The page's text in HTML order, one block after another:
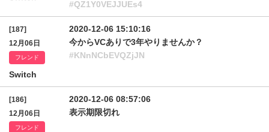
#QZ1Y0VEJJUEs4
[187]
12月06日
フレンド
Switch
2020-12-06 15:10:16
今からVCありで3年やりませんか？
#KNnNCbEVQZjJN
[186]
12月06日
フレンド
2020-12-06 08:57:06
表示期限切れ